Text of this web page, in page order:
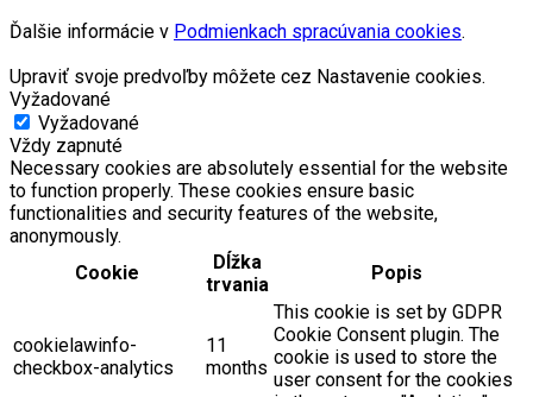
Ďalšie informácie v Podmienkach spracúvania cookies.
Upraviť svoje predvoľby môžete cez Nastavenie cookies.
Vyžadované
Vyžadované
Vždy zapnuté
Necessary cookies are absolutely essential for the website
to function properly. These cookies ensure basic
functionalities and security features of the website,
anonymously.
Cookie
Dĺžka
trvania
Popis
cookielawinfo-
checkbox-analytics
11
months
This cookie is set by GDPR
Cookie Consent plugin. The
cookie is used to store the
user consent for the cookies